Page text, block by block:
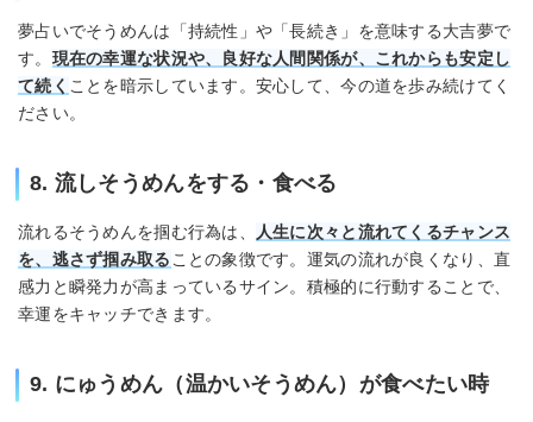
夢占いでそうめんは「持続性」や「長続き」を意味する大吉夢で
す。 現在の幸運な状況や、良好な人間関係が、これからも安定し
て続く ことを暗示しています。安心して、今の道を歩み続けてく
ださい。
8. 流しそうめんをする・食べる
流れるそうめんを掴む行為は、
人生に次々と流れてくるチャンス
を、逃さず掴み取る ことの象徴です。運気の流れが良くなり、直
感力と瞬発力が高まっているサイン。積極的に行動することで、
幸運をキャッチできます。
9. にゅうめん（温かいそうめん）が食べたい時